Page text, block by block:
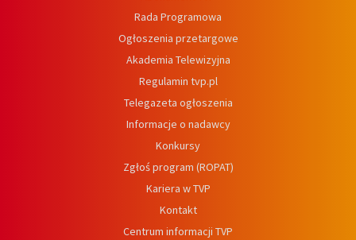
Rada Programowa
Ogłoszenia przetargowe
Akademia Telewizyjna
Regulamin tvp.pl
Telegazeta ogłoszenia
Informacje o nadawcy
Konkursy
Zgłoś program (ROPAT)
Kariera w TVP
Kontakt
Centrum informacji TVP